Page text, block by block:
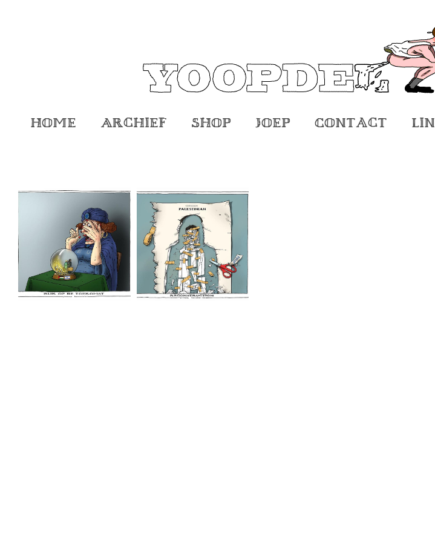
Home Archief Shop Joep Contact